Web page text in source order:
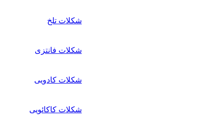
شکلات تلخ
شکلات فانتزی
شکلات کادویی
شکلات کاکائویی